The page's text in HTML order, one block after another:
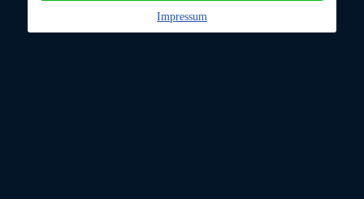
Impressum